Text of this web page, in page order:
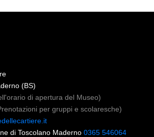
(BS)
di apertura del Museo)
per gruppi e scolaresche)
di Toscolano Maderno 0365 546064